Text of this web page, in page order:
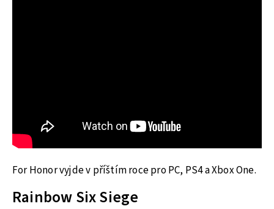
For Honor vyjde v příštím roce pro PC, PS4 a Xbox One.
Rainbow Six Siege